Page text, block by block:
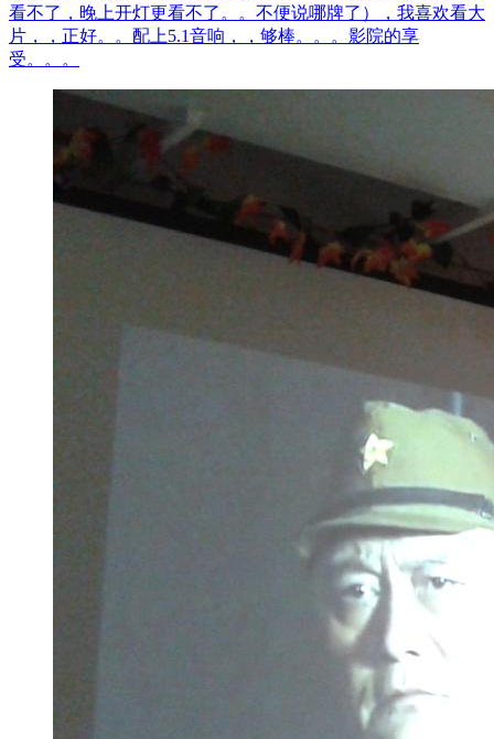
看不了，晚上开灯更看不了。。不便说哪牌了），我喜欢看大
片，，正好。。配上5.1音响，，够棒。。。影院的享
受。。。